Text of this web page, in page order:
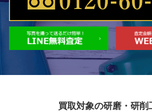
買取対象の研磨・研削